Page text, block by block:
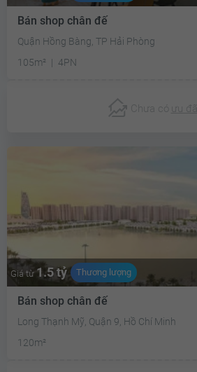
Bán shop chân đế
Quận Hồng Bàng, TP Hải Phòng
105m²
4PN
Chưa có ưu đãi
Giá từ 1.5 tỷ Thương lượng
Bán shop chân đế
Long Thạnh Mỹ, Quận 9, Hồ Chí Minh
120m²